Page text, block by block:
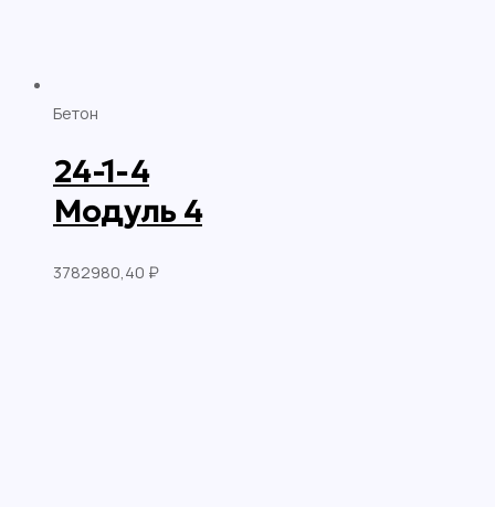
Бетон
24-1-4
Модуль 4
3782980,40 ₽